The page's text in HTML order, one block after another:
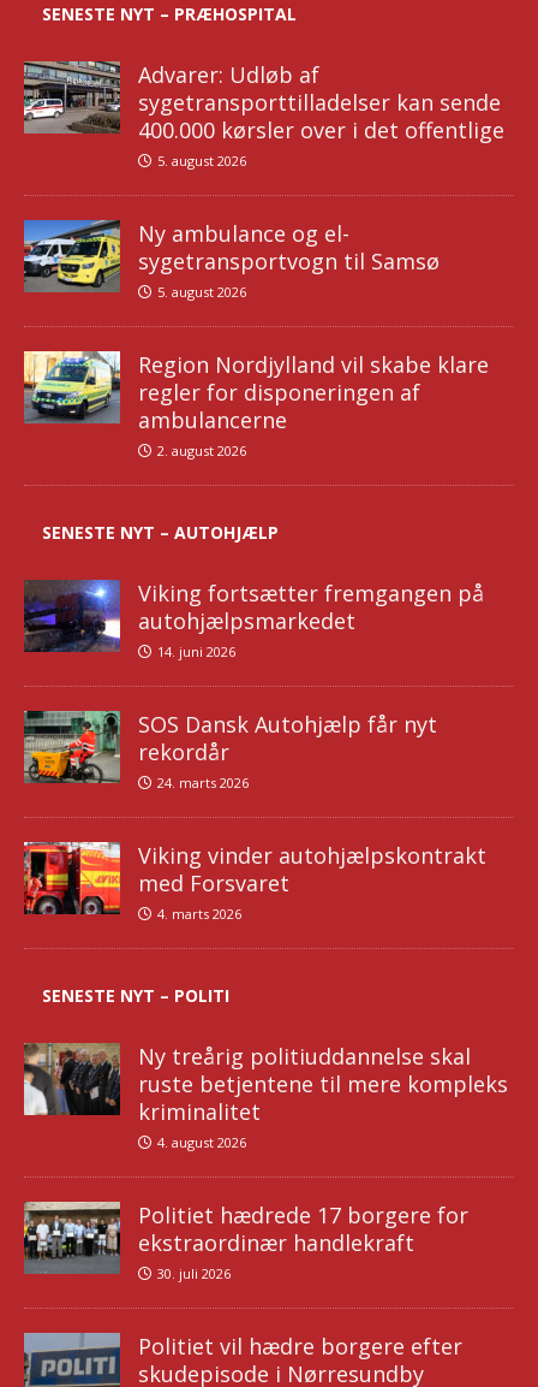
SENESTE NYT – PRÆHOSPITAL
Advarer: Udløb af
sygetransporttilladelser kan sende
400.000 kørsler over i det offentlige
5. august 2026
Ny ambulance og el-
sygetransportvogn til Samsø
5. august 2026
Region Nordjylland vil skabe klare
regler for disponeringen af
ambulancerne
2. august 2026
SENESTE NYT – AUTOHJÆLP
Viking fortsætter fremgangen på
autohjælpsmarkedet
14. juni 2026
SOS Dansk Autohjælp får nyt
rekordår
24. marts 2026
Viking vinder autohjælpskontrakt
med Forsvaret
4. marts 2026
SENESTE NYT – POLITI
Ny treårig politiuddannelse skal
ruste betjentene til mere kompleks
kriminalitet
4. august 2026
Politiet hædrede 17 borgere for
ekstraordinær handlekraft
30. juli 2026
Politiet vil hædre borgere efter
skudepisode i Nørresundby